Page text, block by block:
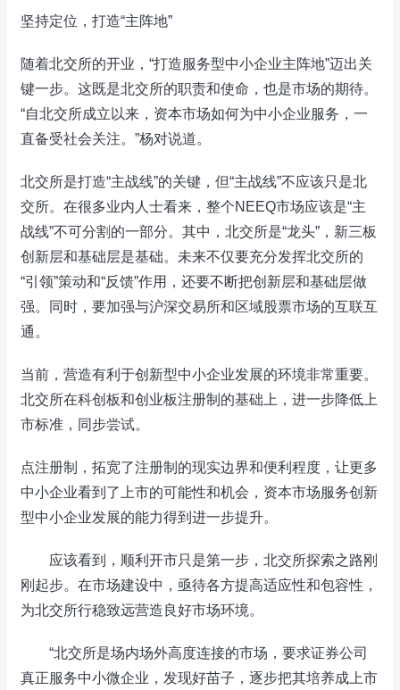
坚持定位，打造“主阵地”
随着北交所的开业，“打造服务型中小企业主阵地”迈出关
键一步。这既是北交所的职责和使命，也是市场的期待。
“自北交所成立以来，资本市场如何为中小企业服务，一
直备受社会关注。”杨对说道。
北交所是打造“主战线”的关键，但“主战线”不应该只是北
交所。在很多业内人士看来，整个NEEQ市场应该是“主
战线”不可分割的一部分。其中，北交所是“龙头”，新三板
创新层和基础层是基础。未来不仅要充分发挥北交所的
“引领”策动和“反馈”作用，还要不断把创新层和基础层做
强。同时，要加强与沪深交易所和区域股票市场的互联互
通。
当前，营造有利于创新型中小企业发展的环境非常重要。
北交所在科创板和创业板注册制的基础上，进一步降低上
市标准，同步尝试。
点注册制，拓宽了注册制的现实边界和便利程度，让更多
中小企业看到了上市的可能性和机会，资本市场服务创新
型中小企业发展的能力得到进一步提升。
应该看到，顺利开市只是第一步，北交所探索之路刚
刚起步。在市场建设中，亟待各方提高适应性和包容性，
为北交所行稳致远营造良好市场环境。
“北交所是场内场外高度连接的市场，要求证券公司
真正服务中小微企业，发现好苗子，逐步把其培养成上市